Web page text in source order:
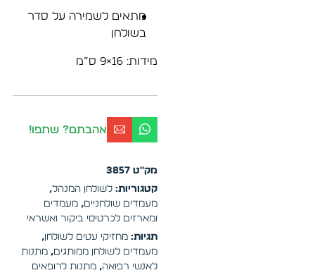
מתאים לשמירה על סדר
בשולחן
מידות: 16×9 ס”מ
אהבתם? שתפו!
מק"ט 3857
קטגוריות: לשולחן המנהל,
מעמדים שולחניים, מעמדים
ומארזים לכרטיסי ביקור ואשראי
תגיות: מחזיקי עטים לשולחן,
מעמדים לשולחן ממותגים, מתנות
לאנשי רפואה, מתנות לרופאים